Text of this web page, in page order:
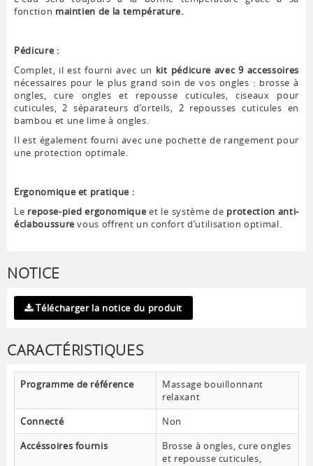
fonction maintien de la température.
Pédicure :
Complet, il est fourni avec un kit pédicure avec 9 accessoires
nécessaires pour le plus grand soin de vos ongles : brosse à
ongles, cure ongles et repousse cuticules, ciseaux pour
cuticules, 2 séparateurs d’orteils, 2 repousses cuticules en
bambou et une lime à ongles.
Il est également fourni avec une pochette de rangement pour
une protection optimale.
Ergonomique et pratique :
Le repose-pied ergonomiqueet le système de protection anti-
éclaboussurevous offrent un confort d’utilisation optimal.
NOTICE
Télécharger la notice du produit
CARACTÉRISTIQUES
Programme de référence
Massage bouillonnant
relaxant
Connecté
Non
Accéssoires fournis
Brosse à ongles, cure ongles
et repousse cuticules,